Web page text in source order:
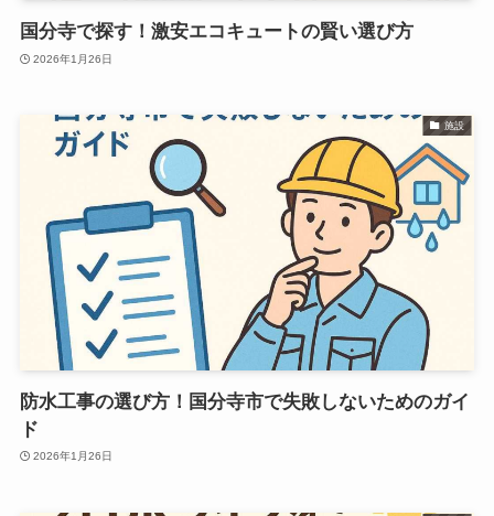
国分寺で探す！激安エコキュートの賢い選び方
2026年1月26日
施設
防水工事の選び方！国分寺市で失敗しないためのガイ
ド
2026年1月26日